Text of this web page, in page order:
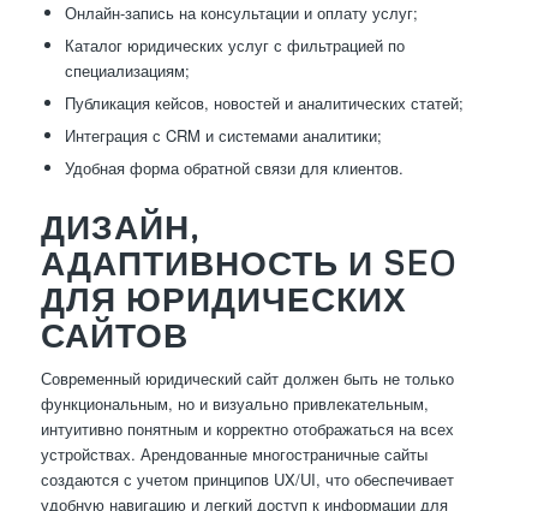
Онлайн-запись на консультации и оплату услуг;
Каталог юридических услуг с фильтрацией по
специализациям;
Публикация кейсов, новостей и аналитических статей;
Интеграция с CRM и системами аналитики;
Удобная форма обратной связи для клиентов.
ДИЗАЙН,
АДАПТИВНОСТЬ И SEO
ДЛЯ ЮРИДИЧЕСКИХ
САЙТОВ
Современный юридический сайт должен быть не только
функциональным, но и визуально привлекательным,
интуитивно понятным и корректно отображаться на всех
устройствах. Арендованные многостраничные сайты
создаются с учетом принципов UX/UI, что обеспечивает
удобную навигацию и легкий доступ к информации для